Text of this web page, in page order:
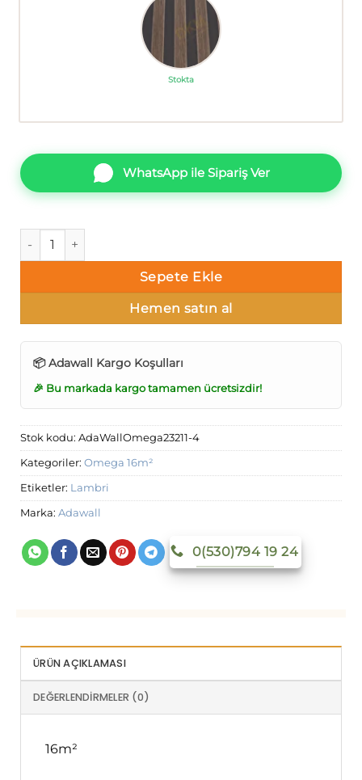
Stokta
WhatsApp ile Sipariş Ver
AdaWall Omega 23211-4 Lambri desenli Duvar Kağıdı 16m²
Sepete Ekle
Hemen satın al
📦 Adawall Kargo Koşulları
🎉 Bu markada kargo tamamen ücretsizdir!
Stok kodu: AdaWallOmega23211-4
Kategoriler: Omega 16m²
Etiketler: Lambri
Marka: Adawall
0(530)794 19 24
ÜRÜN AÇIKLAMASI
DEĞERLENDIRMELER (0)
16m²